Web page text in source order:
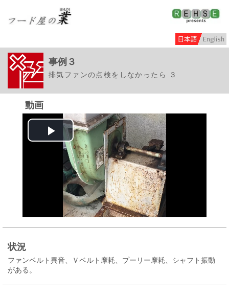
事例３
排気ファンの点検をしなかったら ３
動画
Play
Video
状況
ファンベルト異音、Ｖベルト摩耗、プーリー摩耗、シャフト振動
がある。